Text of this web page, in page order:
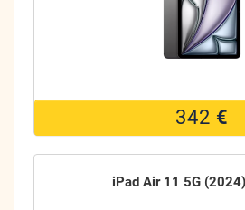
342 €
iPad Air 11 5G